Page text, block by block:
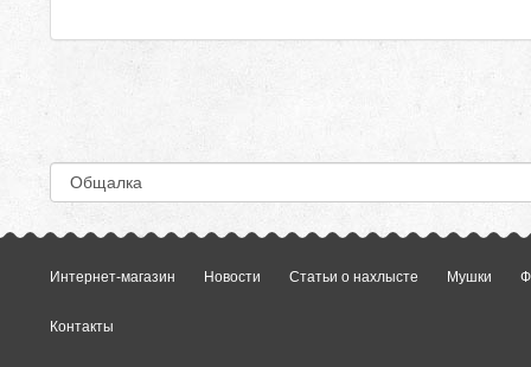
Интернет-магазин Новости Статьи о нахлысте Мушки
Контакты